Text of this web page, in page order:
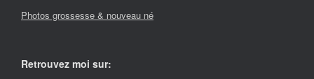
Photos grossesse & nouveau né
Retrouvez moi sur: